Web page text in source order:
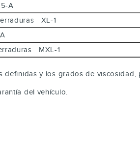
A
XL-1
MXL-1
y los grados de
del vehículo.